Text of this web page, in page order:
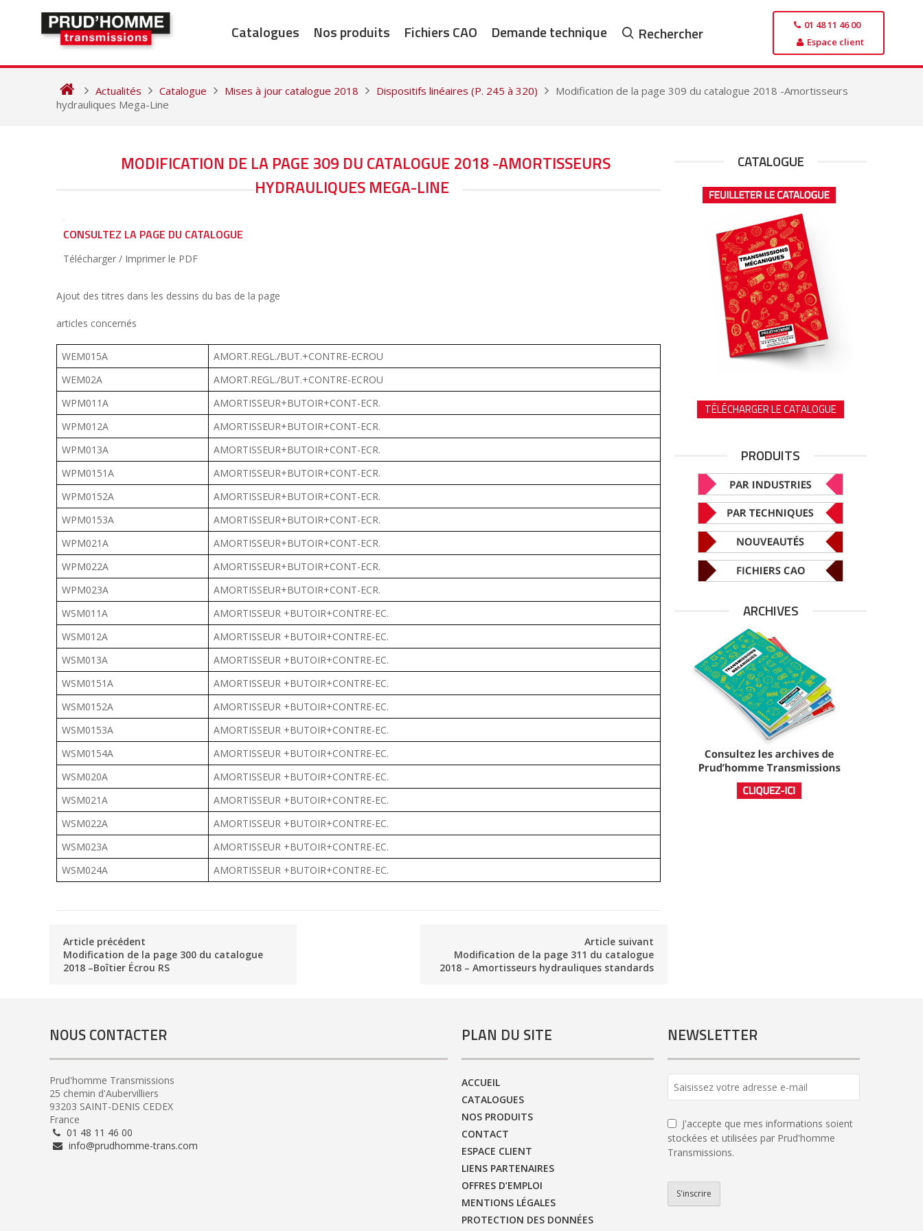
Catalogues Nos produits Fichiers CAO Demande technique Rechercher
01 48 11 46 00
Espace client
Actualités Catalogue Mises à jour catalogue 2018 Dispositifs linéaires (P. 245 à 320)
Modification de la page 309 du catalogue 2018 -Amortisseurs
hydrauliques Mega-Line
MODIFICATION DE LA PAGE 309 DU CATALOGUE 2018 -AMORTISSEURS
HYDRAULIQUES MEGA-LINE
CONSULTEZ LA PAGE DU CATALOGUE
Télécharger / Imprimer le PDF
Ajout des titres dans les dessins du bas de la page
articles concernés
WEM015A
AMORT.REGL./BUT.+CONTRE-ECROU
WEM02A
AMORT.REGL./BUT.+CONTRE-ECROU
WPM011A
AMORTISSEUR+BUTOIR+CONT-ECR.
WPM012A
AMORTISSEUR+BUTOIR+CONT-ECR.
WPM013A
AMORTISSEUR+BUTOIR+CONT-ECR.
WPM0151A
AMORTISSEUR+BUTOIR+CONT-ECR.
WPM0152A
AMORTISSEUR+BUTOIR+CONT-ECR.
WPM0153A
AMORTISSEUR+BUTOIR+CONT-ECR.
WPM021A
AMORTISSEUR+BUTOIR+CONT-ECR.
WPM022A
AMORTISSEUR+BUTOIR+CONT-ECR.
WPM023A
AMORTISSEUR+BUTOIR+CONT-ECR.
WSM011A
AMORTISSEUR +BUTOIR+CONTRE-EC.
WSM012A
AMORTISSEUR +BUTOIR+CONTRE-EC.
WSM013A
AMORTISSEUR +BUTOIR+CONTRE-EC.
WSM0151A
AMORTISSEUR +BUTOIR+CONTRE-EC.
WSM0152A
AMORTISSEUR +BUTOIR+CONTRE-EC.
WSM0153A
AMORTISSEUR +BUTOIR+CONTRE-EC.
WSM0154A
AMORTISSEUR +BUTOIR+CONTRE-EC.
WSM020A
AMORTISSEUR +BUTOIR+CONTRE-EC.
WSM021A
AMORTISSEUR +BUTOIR+CONTRE-EC.
WSM022A
AMORTISSEUR +BUTOIR+CONTRE-EC.
WSM023A
AMORTISSEUR +BUTOIR+CONTRE-EC.
WSM024A
AMORTISSEUR +BUTOIR+CONTRE-EC.
NAVIGATION
Article précédent
Modification de la page 300 du catalogue
2018 –Boîtier Écrou RS
Article suivant
Modification de la page 311 du catalogue
2018 – Amortisseurs hydrauliques standards
CATALOGUE
TÉLÉCHARGER LE CATALOGUE
PRODUITS
ARCHIVES
NOUS CONTACTER
Prud'homme Transmissions
25 chemin d'Aubervilliers
93203 SAINT-DENIS CEDEX
France
01 48 11 46 00
info@prudhomme-trans.com
PLAN DU SITE
ACCUEIL
CATALOGUES
NOS PRODUITS
CONTACT
ESPACE CLIENT
LIENS PARTENAIRES
OFFRES D’EMPLOI
MENTIONS LÉGALES
PROTECTION DES DONNÉES
NEWSLETTER
Email *
J'accepte que mes informations soient
stockées et utilisées par Prud'homme
Transmissions.
S'inscrire